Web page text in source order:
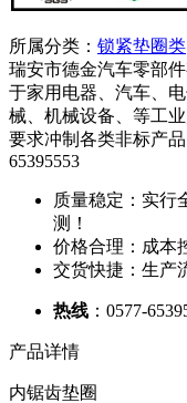
所属分类： 锁紧垫圈类
瑞安市德金汽车零部
于家用电器、汽车、
械、机械设备、等工
要求冲制各类非标产
65395553
质量稳定：实行
测！
价格合理：成本
交货快捷：生产
热线 ：0577-
产品详情
内锯齿垫圈